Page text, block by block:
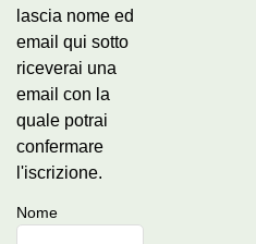
lascia nome ed
email qui sotto
riceverai una
email con la
quale potrai
confermare
l'iscrizione.
Nome